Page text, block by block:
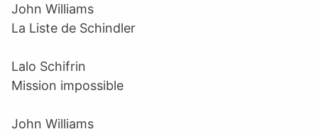
John Williams
La Liste de Schindler
Lalo Schifrin
Mission impossible
John Williams